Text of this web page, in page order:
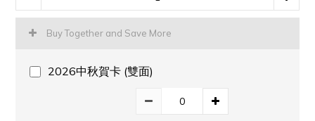
Buy Together and Save More
2026中秋賀卡 (雙面)